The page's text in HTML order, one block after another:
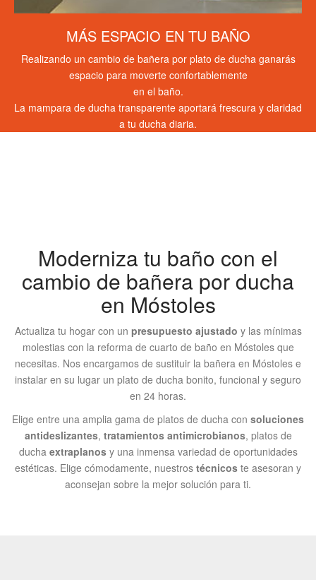
MÁS ESPACIO EN TU BAÑO
Realizando un cambio de bañera por plato de ducha ganarás
espacio para moverte confortablemente
en el baño.
La mampara de ducha transparente aportará frescura y claridad
a tu ducha diaria.
Moderniza tu baño con el
cambio de bañera por ducha
en Móstoles
Actualiza tu hogar con un presupuesto ajustado y las mínimas
molestias con la reforma de cuarto de baño en Móstoles que
necesitas. Nos encargamos de sustituir la bañera en Móstoles e
instalar en su lugar un plato de ducha bonito, funcional y seguro
en 24 horas.
Elige entre una amplia gama de platos de ducha con soluciones
antideslizantes, tratamientos antimicrobianos, platos de
ducha extraplanosy una inmensa variedad de oportunidades
estéticas. Elige cómodamente, nuestros técnicos te asesoran y
aconsejan sobre la mejor solución para ti.